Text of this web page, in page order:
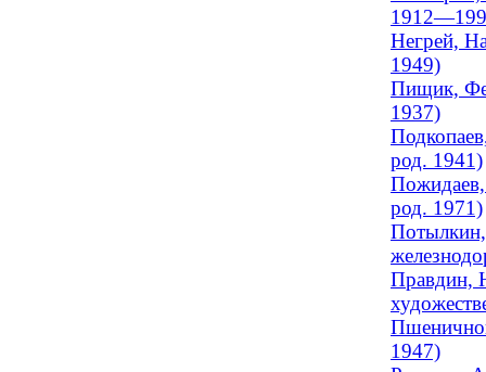
Негрей,
1949)
Пищик,
1937)
род. 1941)
Пожидаев,
род. 1971)
Потылкин,
Правдин,
1947)